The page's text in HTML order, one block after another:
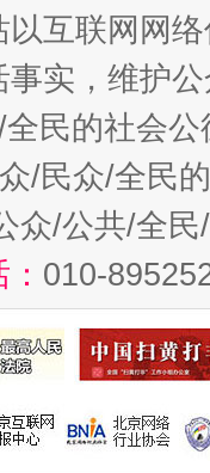
互联网网
事实，维护
民的社会公
/民众/全民
众/公共/全
010-